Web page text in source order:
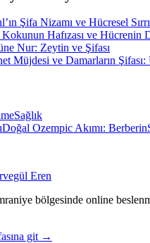
Şifa Nizamı ve Hücresel Sırrı
Hafızası ve Hücrenin
Nur: Zeytin ve Şifası
Müjdesi ve Damarların Şifası:
Sağlık
Doğal Ozempic Akımı: Berberin
Eren
bölgesinde online
git →